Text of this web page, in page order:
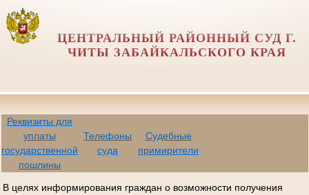
ЦЕНТРАЛЬНЫЙ РАЙОННЫЙ СУД Г.
ЧИТЫ ЗАБАЙКАЛЬСКОГО КРАЯ
Реквизиты для
уплаты
государственной
пошлины
Телефоны
суда
Судебные
примирители
В целях информирования граждан о возможности получения